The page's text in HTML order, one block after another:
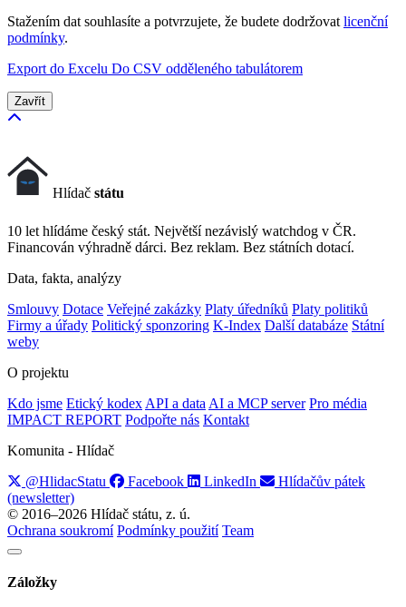
Stažením dat souhlasíte a potvrzujete, že budete dodržovat licenční
podmínky.
Export do Excelu Do CSV odděleného tabulátorem
Zavřít
Hlídač státu
10 let hlídáme český stát. Největší nezávislý watchdog v ČR.
Financován výhradně dárci. Bez reklam. Bez státních dotací.
Data, fakta, analýzy
Smlouvy Dotace Veřejné zakázky Platy úředníků Platy politiků
Firmy a úřady Politický sponzoring K-Index Další databáze Státní
weby
O projektu
Kdo jsme Etický kodex API a data AI a MCP server Pro média
IMPACT REPORT Podpořte nás Kontakt
Komunita - Hlídač
@HlidacStatu
Facebook LinkedIn
Hlídačův pátek
(newsletter)
© 2016–2026 Hlídač státu, z. ú.
Ochrana soukromí Podmínky použití Team
Záložky